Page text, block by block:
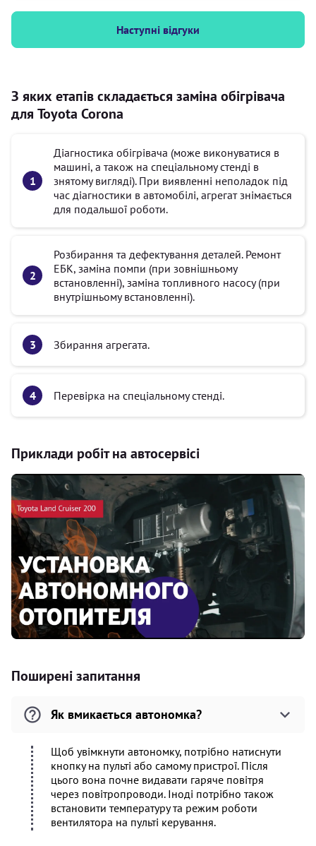
Наступні відгуки
З яких етапів складається заміна обігрівача
для Toyota Corona
Діагностика обігрівача (може виконуватися в
машині, а також на спеціальному стенді в
знятому вигляді). При виявленні неполадок під
час діагностики в автомобілі, агрегат знімається
для подальшої роботи.
Розбирання та дефектування деталей. Ремонт
ЕБК, заміна помпи (при зовнішньому
встановленні), заміна топливного насосу (при
внутрішньому встановленні).
Збирання агрегата.
Перевірка на спеціальному стенді.
Приклади робіт на автосервісі
Поширені запитання
Як вмикається автономка?
Щоб увімкнути автономку, потрібно натиснути
кнопку на пульті або самому пристрої. Після
цього вона почне видавати гаряче повітря
через повітропроводи. Іноді потрібно також
встановити температуру та режим роботи
вентилятора на пульті керування.